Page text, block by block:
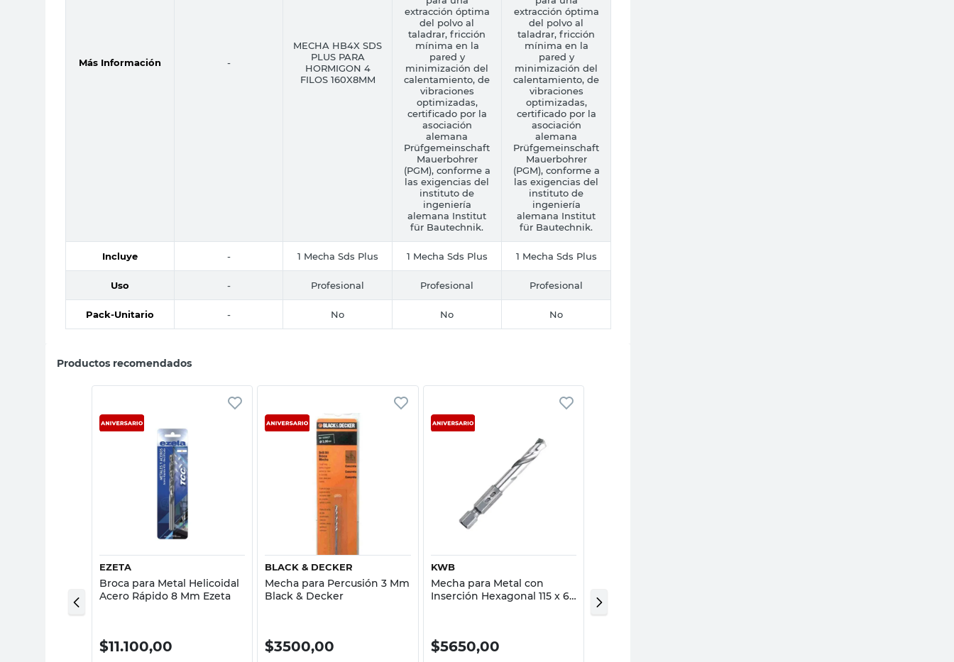
Más Información -
MECHA HB4X SDS
PLUS PARA
HORMIGON 4
FILOS 160X8MM
extracción óptima
del polvo al
taladrar, fricción
mínima en la
pared y
minimización del
calentamiento, de
vibraciones
optimizadas,
certificado por la
asociación
alemana
Prüfgemeinschaft
Mauerbohrer
(PGM), conforme a
las exigencias del
instituto de
ingeniería
alemana Institut
für Bautechnik.
extracción óptima
del polvo al
taladrar, fricción
mínima en la
pared y
minimización del
calentamiento, de
vibraciones
optimizadas,
certificado por la
asociación
alemana
Prüfgemeinschaft
Mauerbohrer
(PGM), conforme a
las exigencias del
instituto de
ingeniería
alemana Institut
für Bautechnik.
Incluye - 1 Mecha Sds Plus 1 Mecha Sds Plus 1 Mecha Sds Plus
Uso - Profesional Profesional Profesional
Pack-Unitario - No No No
Productos recomendados
Vista rápida
EZETA
Broca para Metal Helicoidal
Acero Rápido 8 Mm Ezeta
$11.100,00
Vista rápida
BLACK & DECKER
Mecha para Percusión 3 Mm
Black & Decker
$3500,00
Vista rápida
KWB
Mecha para Metal con
Inserción Hexagonal 115 x 6
$5650,00
Mm DeWalt